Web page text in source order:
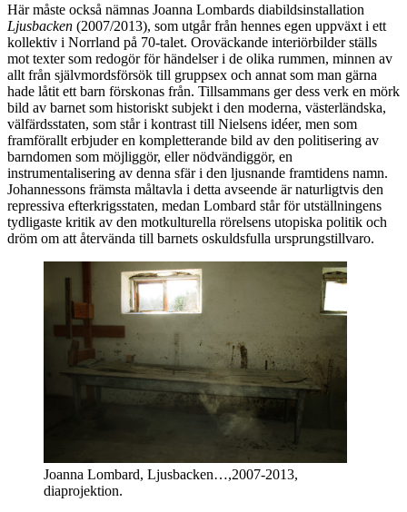
Här måste också nämnas Joanna Lombards diabildsinstallation
Ljusbacken (2007/2013), som utgår från hennes egen uppväxt i ett
kollektiv i Norrland på 70-talet. Oroväckande interiörbilder ställs
mot texter som redogör för händelser i de olika rummen, minnen av
allt från självmordsförsök till gruppsex och annat som man gärna
hade låtit ett barn förskonas från. Tillsammans ger dess verk en mörk
bild av barnet som historiskt subjekt i den moderna, västerländska,
välfärdsstaten, som står i kontrast till Nielsens idéer, men som
framförallt erbjuder en kompletterande bild av den politisering av
barndomen som möjliggör, eller nödvändiggör, en
instrumentalisering av denna sfär i den ljusnande framtidens namn.
Johannessons främsta måltavla i detta avseende är naturligtvis den
repressiva efterkrigsstaten, medan Lombard står för utställningens
tydligaste kritik av den motkulturella rörelsens utopiska politik och
dröm om att återvända till barnets oskuldsfulla ursprungstillvaro.
Joanna Lombard, Ljusbacken…,2007-2013,
diaprojektion.